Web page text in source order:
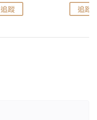
追蹤 追蹤